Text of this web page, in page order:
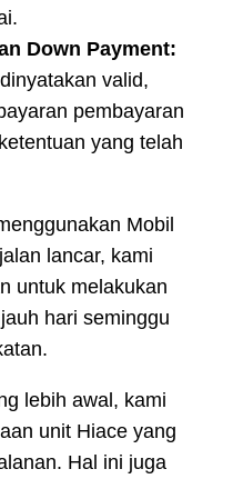
Down Payment:
valid,
pembayaran
yang telah
Mobil
lancar, kami
untuk melakukan
hari seminggu
lebih awal, kami
unit Hiace yang
Hal ini juga